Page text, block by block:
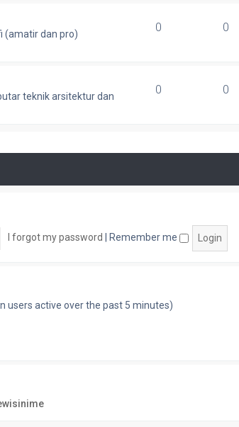
(amatir dan pro)
0 0
teknik arsitektur dan
0 0
I forgot my password Remember me
users active over the past 5 minutes)